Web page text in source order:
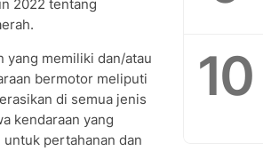
2022 tentang
yang memiliki dan/atau
bermotor meliputi
di semua jenis
kendaraan yang
pertahanan dan
10